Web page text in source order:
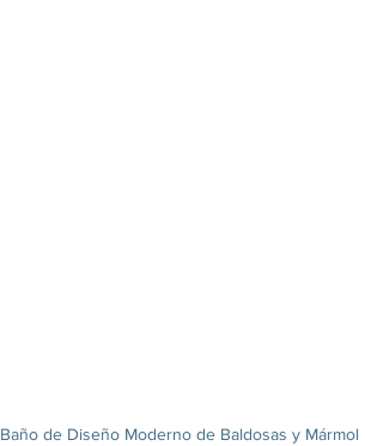
Baño de Diseño Moderno de Baldosas y Mármol